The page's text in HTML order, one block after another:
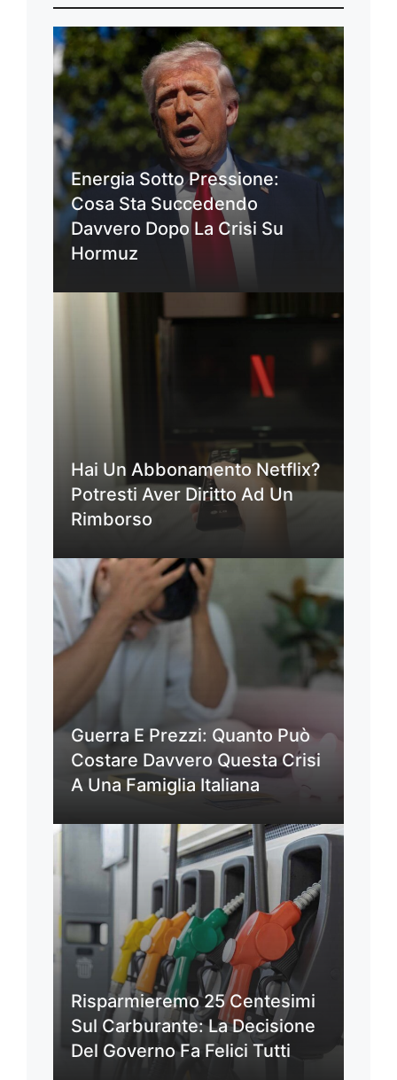
Energia Sotto Pressione:
Cosa Sta Succedendo
Davvero Dopo La Crisi Su
Hormuz
Hai Un Abbonamento Netflix?
Potresti Aver Diritto Ad Un
Rimborso
Guerra E Prezzi: Quanto Può
Costare Davvero Questa Crisi
A Una Famiglia Italiana
Risparmieremo 25 Centesimi
Sul Carburante: La Decisione
Del Governo Fa Felici Tutti